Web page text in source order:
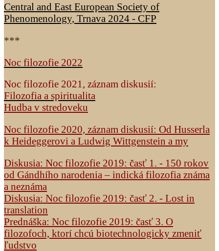
Central and East European Society of
Phenomenology, Trnava 2024 - CFP
***
Noc filozofie 2022
Noc filozofie 2021, záznam diskusií:
Filozofia a spiritualita
Hudba v stredoveku
Noc filozofie 2020, záznam diskusií: Od Husserla
k Heideggerovi a Ludwig Wittgenstein a my
Diskusia: Noc filozofie 2019: časť 1. - 150 rokov
od Gándhího narodenia – indická filozofia známa
a neznáma
Diskusia: Noc filozofie 2019: časť 2. - Lost in
translation
Prednáška: Noc filozofie 2019: časť 3. O
filozofoch, ktorí chcú biotechnologicky zmeniť
ľudstvo